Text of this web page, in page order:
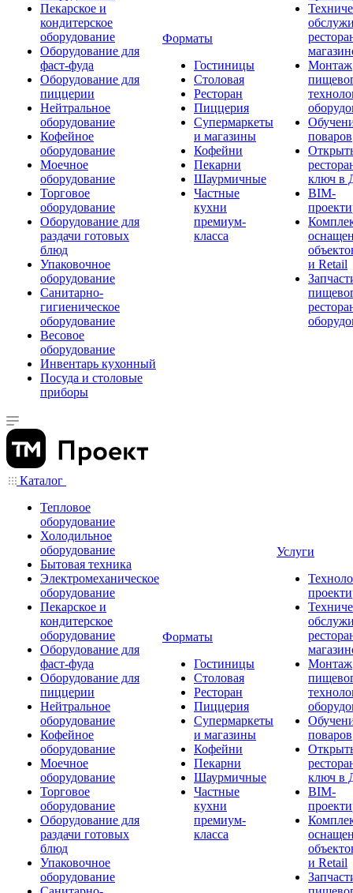
Пекарское и
кондитерское
оборудование
Оборудование для
фаст-фуда
Оборудование для
пиццерии
Нейтральное
оборудование
Кофейное
оборудование
Моечное
оборудование
Торговое
оборудование
Оборудование для
раздачи готовых
блюд
Упаковочное
оборудование
Санитарно-
гигиеническое
оборудование
Весовое
оборудование
Инвентарь кухонный
Посуда и столовые
приборы
Форматы
Гостиницы
Столовая
Ресторан
Пиццерия
Супермаркеты
и магазины
Кофейни
Пекарни
Шаурмичные
Частные
кухни
премиум-
класса
Монтаж
поваров
ключ в
BIM-
и Retail
Каталог
Тепловое
оборудование
Холодильное
оборудование
Бытовая техника
Электромеханическое
оборудование
Пекарское и
кондитерское
оборудование
Оборудование для
фаст-фуда
Оборудование для
пиццерии
Нейтральное
оборудование
Кофейное
оборудование
Моечное
оборудование
Торговое
оборудование
Оборудование для
раздачи готовых
блюд
Упаковочное
оборудование
Форматы
Гостиницы
Столовая
Ресторан
Пиццерия
Супермаркеты
и магазины
Кофейни
Пекарни
Шаурмичные
Частные
кухни
премиум-
класса
Услуги
Монтаж
поваров
ключ в
BIM-
и Retail